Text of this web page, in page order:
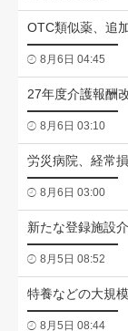
OTC類似薬、追
8月6日 04:45
27年度介護報酬
8月6日 03:10
労災病院、経常
8月6日 03:00
新たな登録施設
8月5日 08:52
特養などの大規
8月5日 08:44